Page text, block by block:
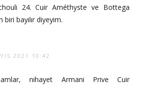
24. Cuir Améthyste ve Bottega
biri bayılır diyeyim.
2021 10:42
nihayet Armani Prive Cuir